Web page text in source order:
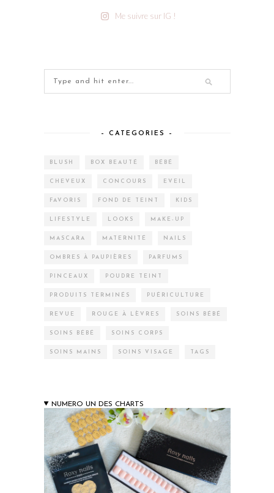
Me suivre sur IG !
– CATEGORIES –
BLUSH BOX BEAUTÉ BÉBÉ
CHEVEUX CONCOURS EVEIL
FAVORIS FOND DE TEINT KIDS
LIFESTYLE LOOKS MAKE-UP
MASCARA MATERNITÉ NAILS
OMBRES À PAUPIÈRES PARFUMS
PINCEAUX POUDRE TEINT
PRODUITS TERMINÉS PUÉRICULTURE
REVUE ROUGE À LÈVRES SOINS BÉBÉ
SOINS BÉBÉ SOINS CORPS
SOINS MAINS SOINS VISAGE TAGS
NUMERO UN DES CHARTS